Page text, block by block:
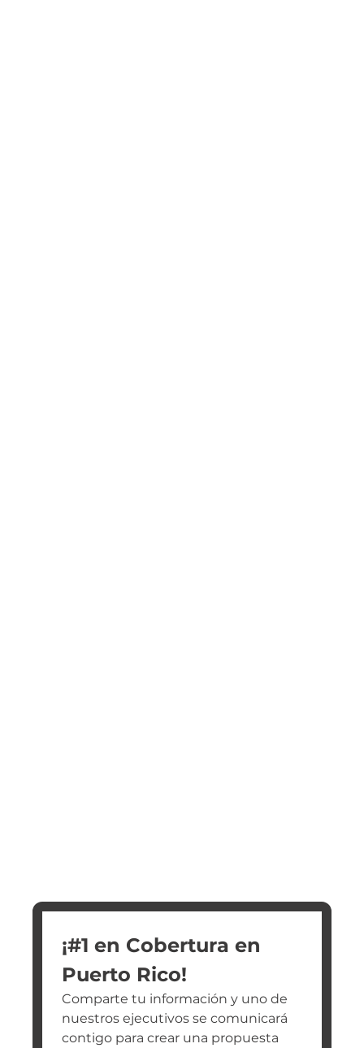
¡#1 en Cobertura en
Puerto Rico!
Comparte tu información y uno de
nuestros ejecutivos se comunicará
contigo para crear una propuesta